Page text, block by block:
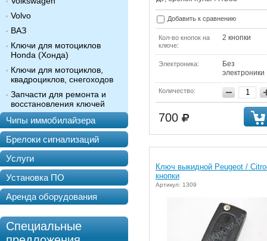
Volvo
ВАЗ
Ключи для мотоциклов
Honda (Хонда)
Ключи для мотоциклов,
квадроциклов, снегоходов
Запчасти для ремонта и
восстановления ключей
Чипы иммобилайзера
Брелоки сигнализаций
Услуги
Установка ПО
Аренда оборудования
Специальные
Добавить к сравнению
Кол-во кнопок на
ключе:
2 кнопки
Электроника:
Без
электроники
Количество:
700
Ключ выкидной Peugeot /
кнопки
Артикул: 1309